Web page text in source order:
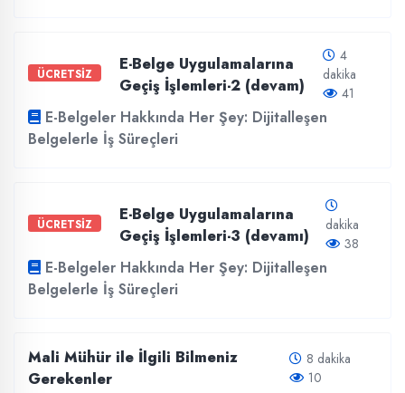
ÜCRETSİZ
E-Belge Uygulamalarına
Geçiş İşlemleri-2 (devam)
4
dakika
41
E-Belgeler Hakkında Her Şey: Dijitalleşen
Belgelerle İş Süreçleri
ÜCRETSİZ
E-Belge Uygulamalarına
Geçiş İşlemleri-3 (devamı)
dakika
38
E-Belgeler Hakkında Her Şey: Dijitalleşen
Belgelerle İş Süreçleri
Mali Mühür ile İlgili Bilmeniz
Gerekenler
8 dakika
10